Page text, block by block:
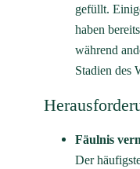
Fäulnis
Der